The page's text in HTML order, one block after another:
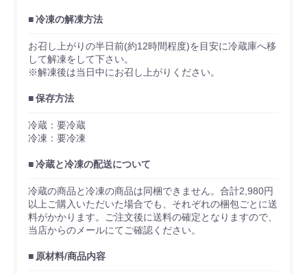
冷凍の解凍方法
お召し上がりの半日前(約12時間程度)を目安に冷蔵庫へ移
して解凍をして下さい。
※解凍後は当日中にお召し上がりください。
保存方法
冷蔵：要冷蔵
冷凍：要冷凍
冷蔵と冷凍の配送について
冷蔵の商品と冷凍の商品は同梱できません。合計2,980円
以上ご購入いただいた場合でも、それぞれの梱包ごとに送
料がかかります。ご注文後に送料の確定となりますので、
当店からのメールにてご確認ください。
原材料/商品内容